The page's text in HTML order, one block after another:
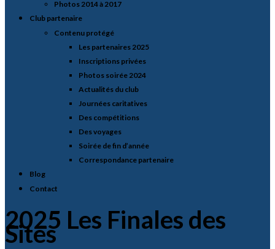
Photos 2014 à 2017
Club partenaire
Contenu protégé
Les partenaires 2025
Inscriptions privées
Photos soirée 2024
Actualités du club
Journées caritatives
Des compétitions
Des voyages
Soirée de fin d’année
Correspondance partenaire
Blog
Contact
2025 Les Finales des
Sites